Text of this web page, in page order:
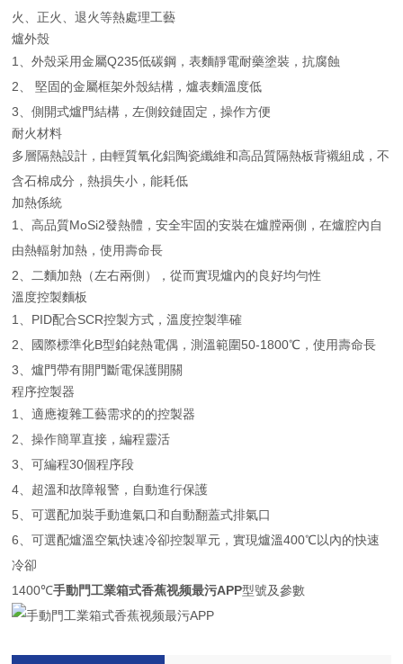
火、正火、退火等熱處理工藝
爐外殼
1、外殼采用金屬Q235低碳鋼，表麵靜電耐藥塗裝，抗腐蝕
2、 堅固的金屬框架外殼結構，爐表麵溫度低
3、側開式爐門結構，左側鉸鏈固定，操作方便
耐火材料
多層隔熱設計，由輕質氧化鋁陶瓷纖維和高品質隔熱板背襯組成，不
含石棉成分，熱損失小，能耗低
加熱係統
1、高品質MoSi2發熱體，安全牢固的安裝在爐膛兩側，在爐腔內自
由熱輻射加熱，使用壽命長
2、二麵加熱（左右兩側），從而實現爐內的良好均勻性
溫度控製麵板
1、PID配合SCR控製方式，溫度控製準確
2、國際標準化B型鉑銠熱電偶，測溫範圍50-1800℃，使用壽命長
3、爐門帶有開門斷電保護開關
程序控製器
1、適應複雜工藝需求的的控製器
2、操作簡單直接，編程靈活
3、可編程30個程序段
4、超溫和故障報警，自動進行保護
5、可選配加裝手動進氣口和自動翻蓋式排氣口
6、可選配爐溫空氣快速冷卻控製單元，實現爐溫400℃以內的快速
冷卻
1400℃手動門工業箱式香蕉视频最污APP型號及參數